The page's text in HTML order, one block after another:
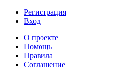
Регистрация
Вход
О проекте
Помощь
Правила
Соглашение